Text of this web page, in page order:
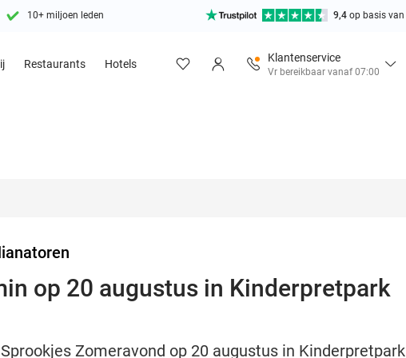
10+ miljoen leden 9,4 op basis van
Restaurants Hotels
Klantenservice
Vr bereikbaar vanaf 07:00
op 20 augustus in Kinderpretpark
Zomeravond op 20 augustus in Kinderpretpark